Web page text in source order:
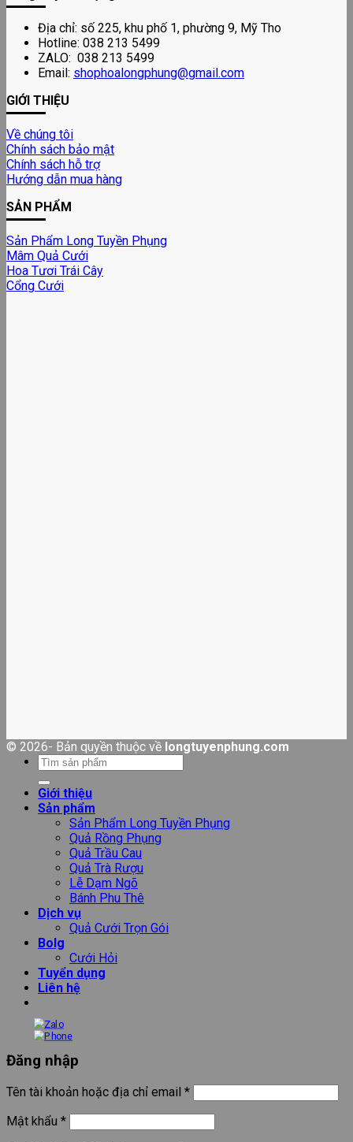
Địa chỉ: số 225, khu phố 1, phường 9, Mỹ Tho
Hotline: 038 213 5499
ZALO: 038 213 5499
Email: shophoalongphung@gmail.com
GIỚI THIỆU
Về chúng tôi
Chính sách bảo mật
Chính sách hỗ trợ
Hướng dẫn mua hàng
SẢN PHẨM
Sản Phẩm Long Tuyền Phụng
Mâm Quả Cưới
Hoa Tươi Trái Cây
Cổng Cưới
© 2026- Bản quyền thuộc về longtuyenphung.com
Tìm
kiếm:
Giới thiệu
Sản phẩm
Sản Phẩm Long Tuyền Phụng
Quả Rồng Phụng
Quả Trầu Cau
Quả Trà Rượu
Lễ Dạm Ngõ
Bánh Phu Thê
Dịch vụ
Quả Cưới Trọn Gói
Bolg
Cưới Hỏi
Tuyển dụng
Liên hệ
Đăng nhập
Tên tài khoản hoặc địa chỉ email *
Mật khẩu *